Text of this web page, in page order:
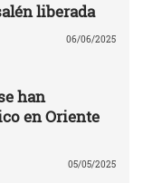
liberada
06/06/2025
han
en Oriente
05/05/2025